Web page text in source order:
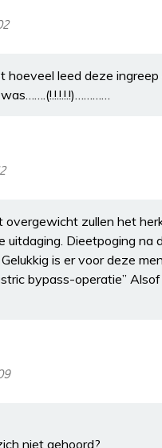
hoeveel leed deze
overgewicht zullen het
Dieetpoging na
is er voor deze
bypass-operatie”
niet gehoord?